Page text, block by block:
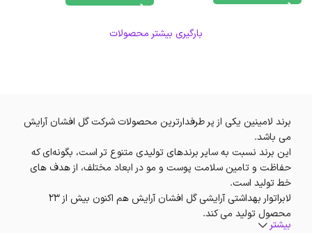
بارگیری بیشتر محصولات
برند لامینین یکی از پر طرفدارترین محصولات شرکت گل افشان آرایش
می باشد.
این برند نسبت به سایر برندهای تولیدی متنوع تر است، بگونه‌ای که
حفاظت و تامین سلامت پوست و مو در ابعاد مختلف، از هدف های
خط تولید است.
لابراتوار بهداشتی آرایشی گل افشان آرایش هم اکنون بیش از 23
محصول تولید می کند.
بیشتر